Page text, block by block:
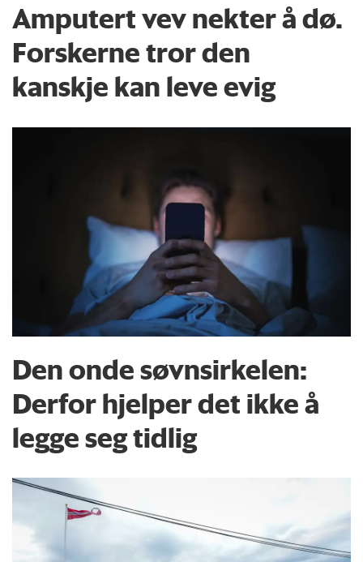
Amputert vev nekter å dø.
Forskerne tror den
kanskje kan leve evig
Den onde søvnsirkelen:
Derfor hjelper det ikke å
legge seg tidlig